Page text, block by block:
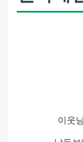
이웃